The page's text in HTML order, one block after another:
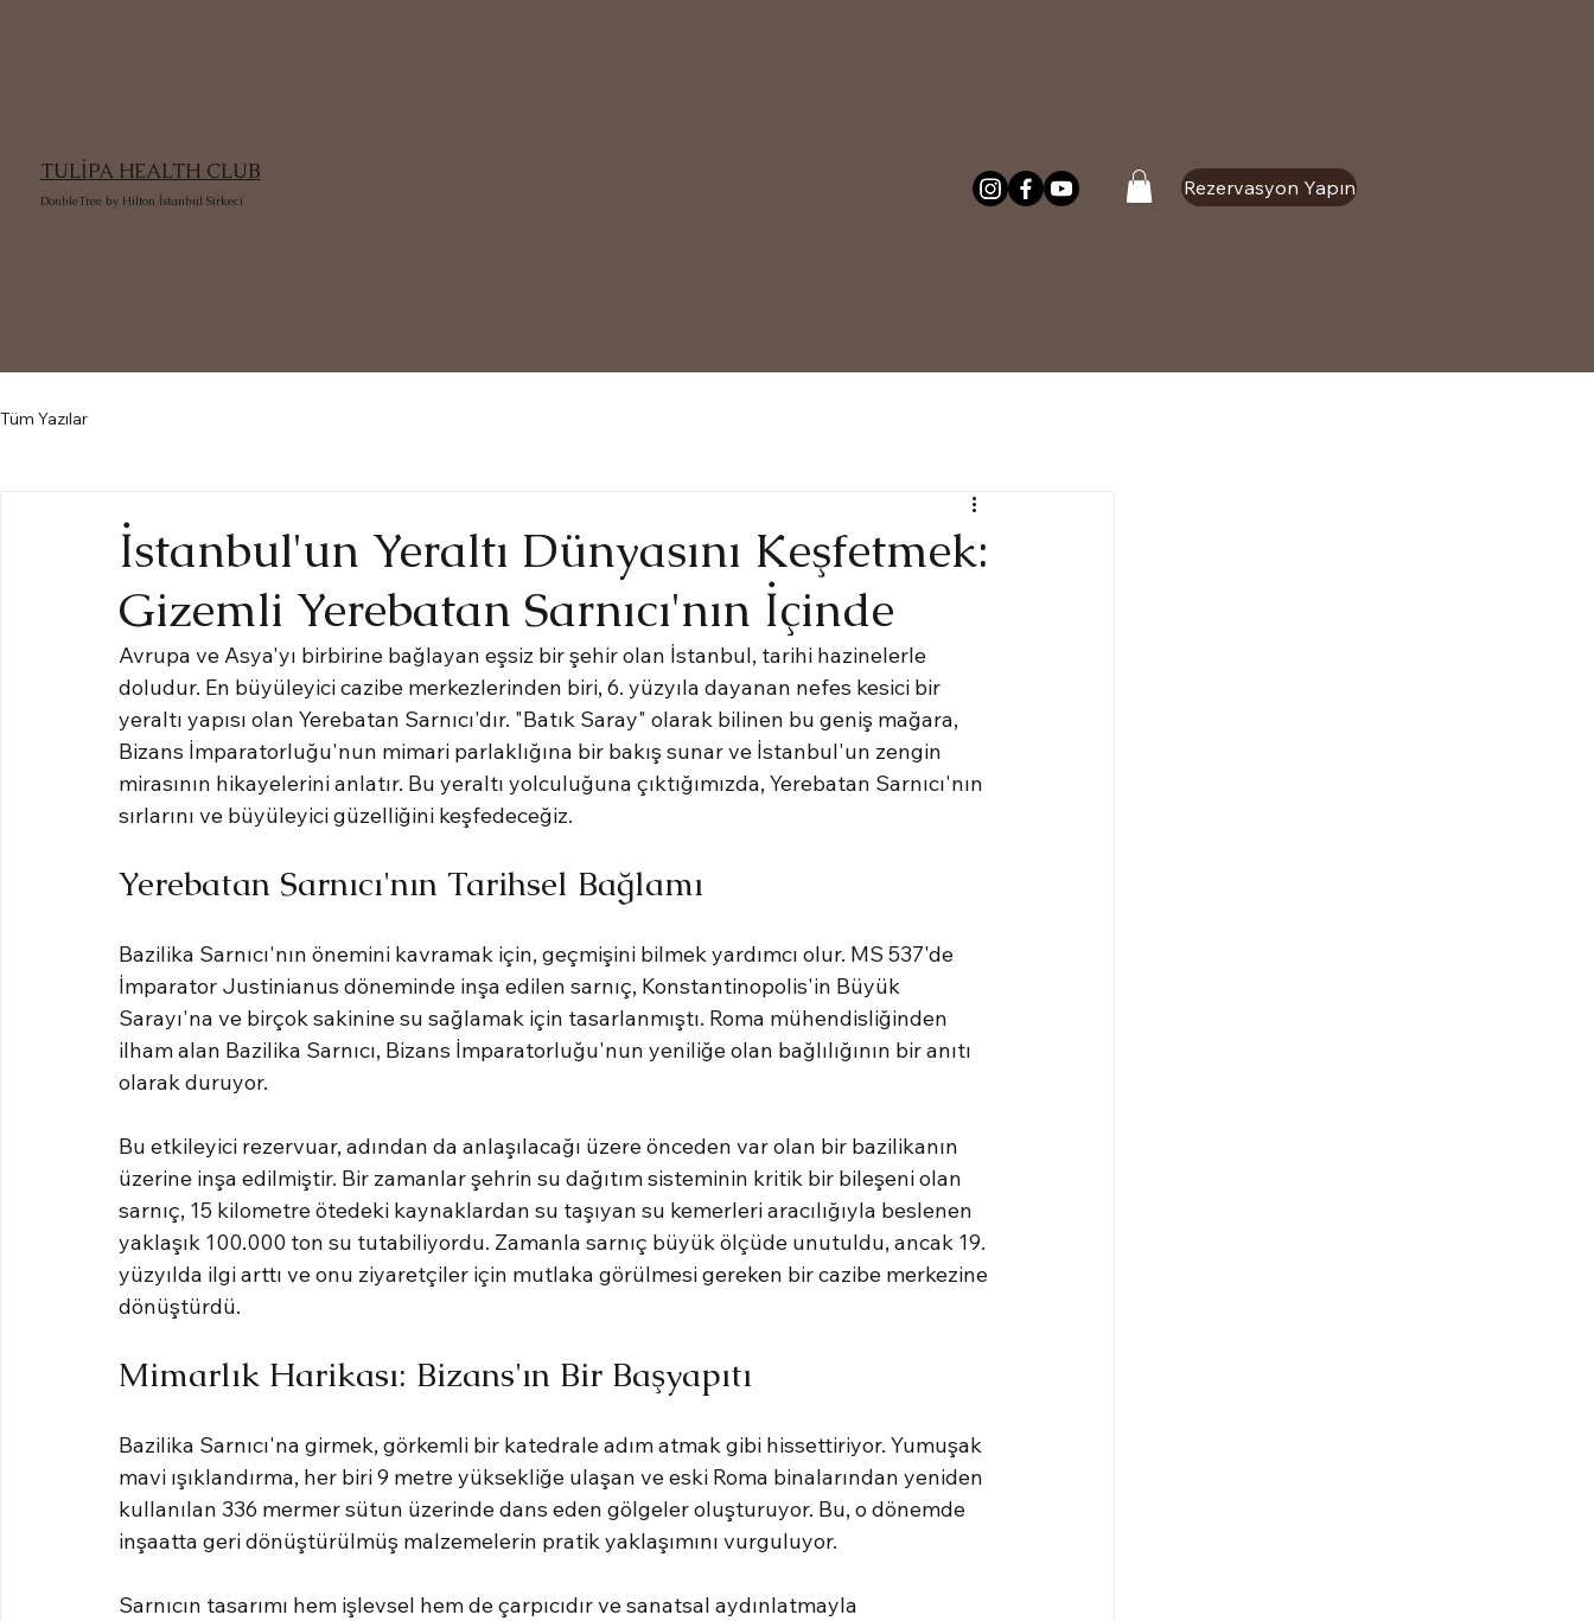
TULİPA HEALTH CLUB
DoubleTree by Hilton İstanbul Sirkeci
Rezervasyon Yapın
Tüm Yazılar
İstanbul'un Yeraltı Dünyasını Keşfetmek:
Gizemli Yerebatan Sarnıcı'nın İçinde
Avrupa ve Asya'yı birbirine bağlayan eşsiz bir şehir olan İstanbul, tarihi hazinelerle
doludur. En büyüleyici cazibe merkezlerinden biri, 6. yüzyıla dayanan nefes kesici bir
yeraltı yapısı olan Yerebatan Sarnıcı'dır. "Batık Saray" olarak bilinen bu geniş mağara,
Bizans İmparatorluğu'nun mimari parlaklığına bir bakış sunar ve İstanbul'un zengin
mirasının hikayelerini anlatır. Bu yeraltı yolculuğuna çıktığımızda, Yerebatan Sarnıcı'nın
sırlarını ve büyüleyici güzelliğini keşfedeceğiz.
Yerebatan Sarnıcı'nın Tarihsel Bağlamı
Bazilika Sarnıcı'nın önemini kavramak için, geçmişini bilmek yardımcı olur. MS 537'de
İmparator Justinianus döneminde inşa edilen sarnıç, Konstantinopolis'in Büyük
Sarayı'na ve birçok sakinine su sağlamak için tasarlanmıştı. Roma mühendisliğinden
ilham alan Bazilika Sarnıcı, Bizans İmparatorluğu'nun yeniliğe olan bağlılığının bir anıtı
olarak duruyor.
Bu etkileyici rezervuar, adından da anlaşılacağı üzere önceden var olan bir bazilikanın
üzerine inşa edilmiştir. Bir zamanlar şehrin su dağıtım sisteminin kritik bir bileşeni olan
sarnıç, 15 kilometre ötedeki kaynaklardan su taşıyan su kemerleri aracılığıyla beslenen
yaklaşık 100.000 ton su tutabiliyordu. Zamanla sarnıç büyük ölçüde unutuldu, ancak 19.
yüzyılda ilgi arttı ve onu ziyaretçiler için mutlaka görülmesi gereken bir cazibe merkezine
dönüştürdü.
Mimarlık Harikası: Bizans'ın Bir Başyapıtı
Bazilika Sarnıcı'na girmek, görkemli bir katedrale adım atmak gibi hissettiriyor. Yumuşak
mavi ışıklandırma, her biri 9 metre yüksekliğe ulaşan ve eski Roma binalarından yeniden
kullanılan 336 mermer sütun üzerinde dans eden gölgeler oluşturuyor. Bu, o dönemde
inşaatta geri dönüştürülmüş malzemelerin pratik yaklaşımını vurguluyor.
Sarnıcın tasarımı hem işlevsel hem de çarpıcıdır ve sanatsal aydınlatmayla